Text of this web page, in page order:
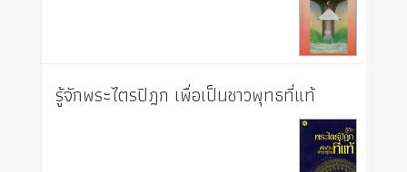
รู้จักพระไตรปิฎก เพื่อเป็นชาวพุทธที่แท้